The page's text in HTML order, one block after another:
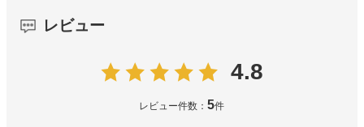
レビュー
4.8
レビュー件数：5件